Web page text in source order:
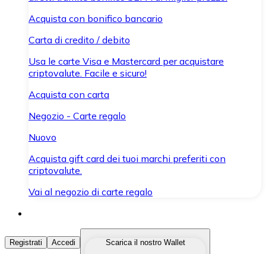
Acquista con bonifico bancario
Carta di credito / debito
Usa le carte Visa e Mastercard per acquistare
criptovalute. Facile e sicuro!
Acquista con carta
Negozio - Carte regalo
Nuovo
Acquista gift card dei tuoi marchi preferiti con
criptovalute.
Vai al negozio di carte regalo
Acquista Criptovalute
Registrati Accedi
Scarica il nostro Wallet